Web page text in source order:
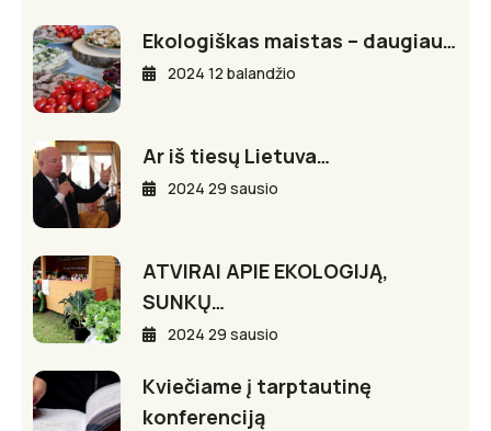
Ekologiškas maistas – daugiau…
2024 12 balandžio
Ar iš tiesų Lietuva…
2024 29 sausio
ATVIRAI APIE EKOLOGIJĄ,
SUNKŲ…
2024 29 sausio
Kviečiame į tarptautinę
konferenciją